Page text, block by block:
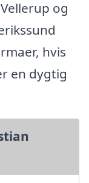
og
hvis
en dygtig